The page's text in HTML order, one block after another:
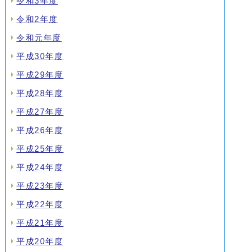
令和2年度
令和元年度
平成30年度
平成29年度
平成28年度
平成27年度
平成26年度
平成25年度
平成24年度
平成23年度
平成22年度
平成21年度
平成20年度